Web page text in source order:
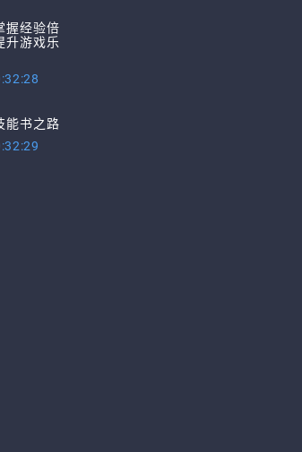
握经验倍
升游戏乐
能书之路